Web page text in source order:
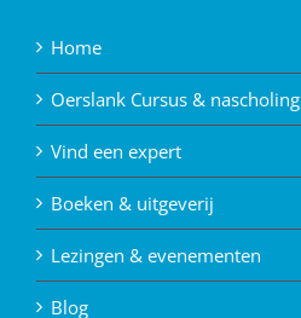
Home
Oerslank Cursus & nascholing
Vind een expert
Boeken & uitgeverij
Lezingen & evenementen
Blog